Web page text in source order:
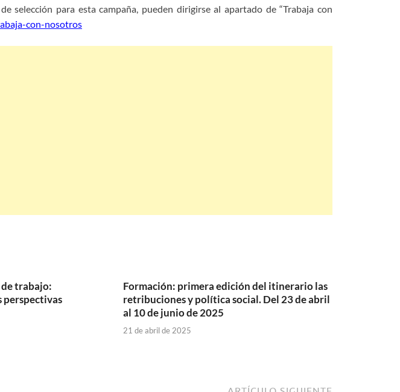
selección para esta campaña, pueden dirigirse al apartado de “Trabaja con
con-nosotros
de trabajo:
perspectivas
Formación: primera edición del itinerario las
retribuciones y política social. Del 23 de abril
al 10 de junio de 2025
21 de abril de 2025